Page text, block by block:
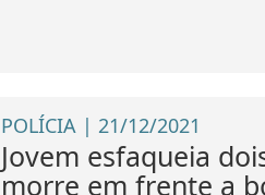
POLÍCIA | 21/12/2021
Jovem esfaqueia
morre em frente a